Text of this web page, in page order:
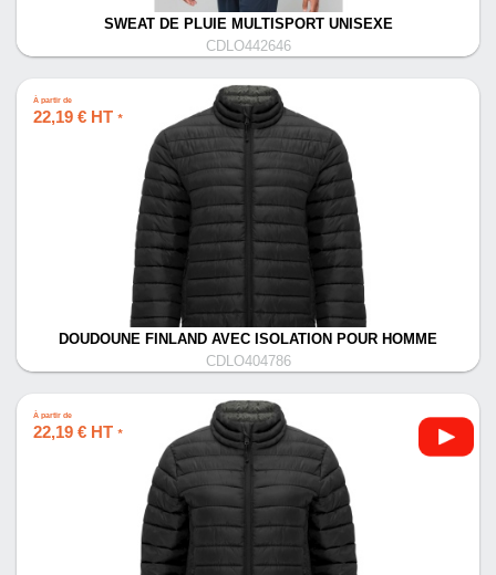
SWEAT DE PLUIE MULTISPORT UNISEXE
CDLO442646
À partir de
22,19 € HT *
DOUDOUNE FINLAND AVEC ISOLATION POUR HOMME
CDLO404786
À partir de
22,19 € HT *